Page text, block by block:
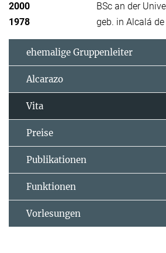
2000
BSc an der
1978
geb. in Alcalá
ehemalige Gruppenleiter
Alcarazo
Vita
Preise
Publikationen
Funktionen
Vorlesungen